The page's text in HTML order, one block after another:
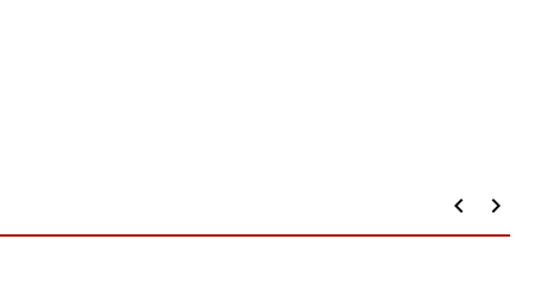
keyboard_arrow_left keyboard_arrow_right